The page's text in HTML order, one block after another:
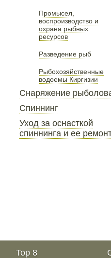
Промысел,
воспроизводство и
охрана рыбных
ресурсов
Разведение рыб
Рыбохозяйственные
водоемы Киргизии
Снаряжение
Спиннинг
Уход за оснасткой
спиннинга и ее
Top 8